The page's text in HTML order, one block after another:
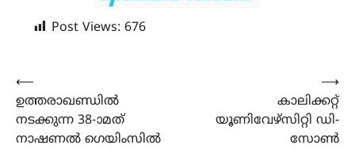
Post Views: 676
Post
navigation
⟵
ഉത്തരാഖണ്ഡിൽ
നടക്കുന്ന 38-ാമത്
നാഷണൽ ഗെയിംസിൽ
കാലിക്കറ്റ്
യൂണിവേഴ്സിറ്റി ഡി-
സോൺ
⟶